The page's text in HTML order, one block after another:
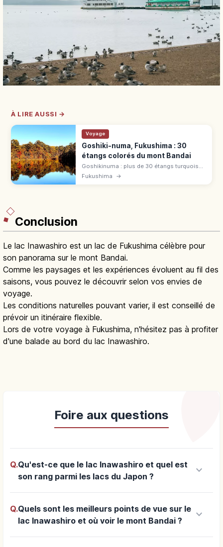
À LIRE AUSSI →
Voyage
Goshiki-numa, Fukushima : 30
étangs colorés du mont Bandai
Goshikinuma : plus de 30 étangs turquoise,
verts et rouges nés de l'éruption du mont
Fukushima →
Conclusion
Le lac Inawashiro est un lac de Fukushima célèbre pour
son panorama sur le mont Bandai.
Comme les paysages et les expériences évoluent au fil des
saisons, vous pouvez le découvrir selon vos envies de
voyage.
Les conditions naturelles pouvant varier, il est conseillé de
prévoir un itinéraire flexible.
Lors de votre voyage à Fukushima, n'hésitez pas à profiter
d'une balade au bord du lac Inawashiro.
Foire aux questions
Q.Qu'est-ce que le lac Inawashiro et quel est
son rang parmi les lacs du Japon ?
keyboard_arrow_down
Q.Quels sont les meilleurs points de vue sur le
lac Inawashiro et où voir le mont Bandai ?
keyboard_arrow_down